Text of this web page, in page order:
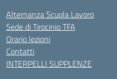
Alternanza Scuola Lavoro
Sede di Tirocinio TFA
Orario lezioni
Contatti
INTERPELLI SUPPLENZE